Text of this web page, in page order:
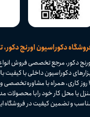
دکوراسیون اورنج
دکور، مرجع تخصصی فروش
۴ روز کاری، همراه با مشاوره
یا محل کار خود را با محصولات
و تضمین کیفیت در فروشگاه